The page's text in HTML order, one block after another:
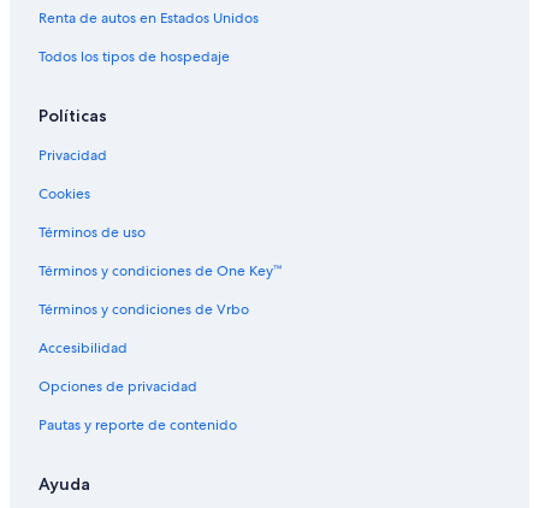
Renta de autos en Estados Unidos
Todos los tipos de hospedaje
Políticas
Privacidad
Cookies
Términos de uso
Términos y condiciones de One Key™
Términos y condiciones de Vrbo
Accesibilidad
Opciones de privacidad
Pautas y reporte de contenido
Ayuda